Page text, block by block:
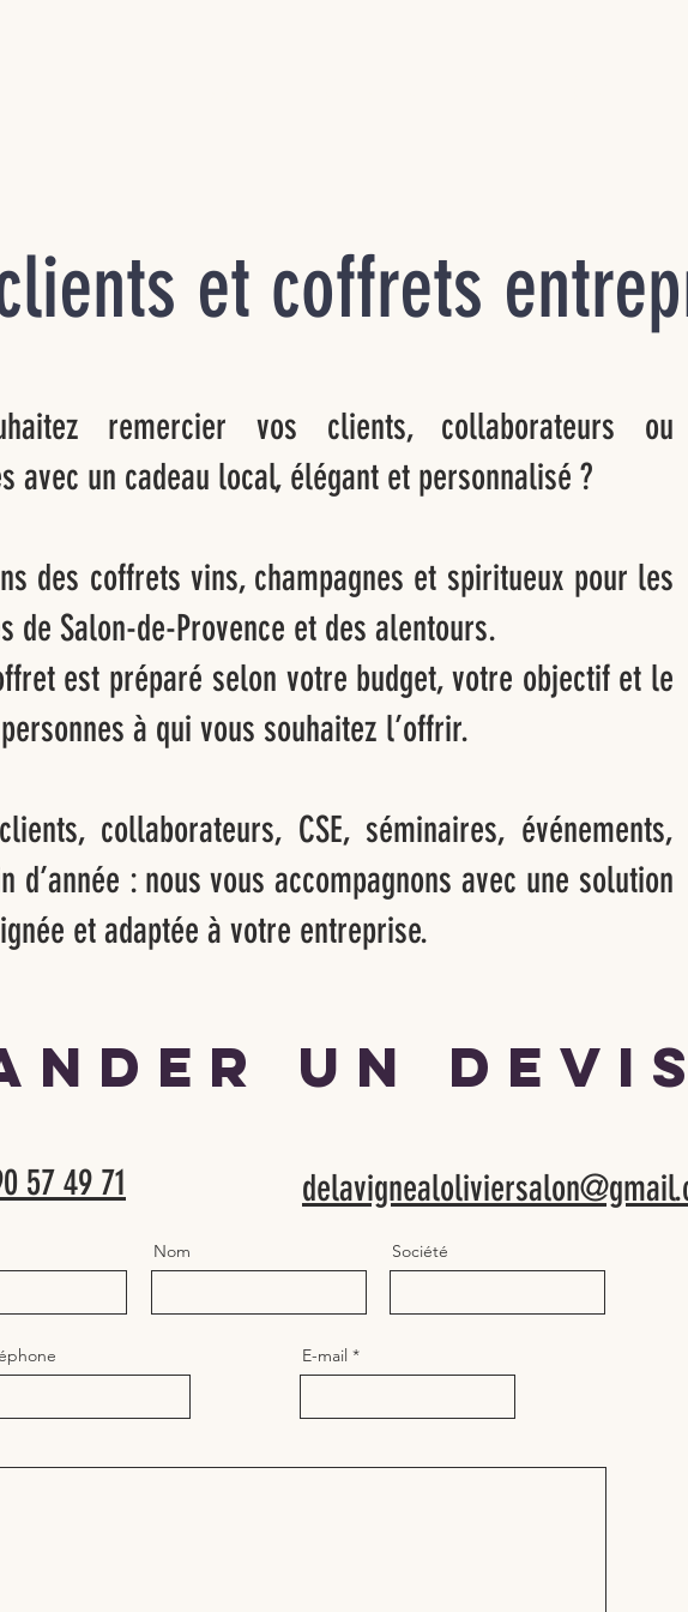
et coffrets
remercier vos clients, collaborateurs ou
avec un cadeau local, élégant et personnalisé ?
des coffrets vins, champagnes et spiritueux pour les
de Salon-de-Provence et des alentours.
est préparé selon votre budget, votre objectif et le
à qui vous souhaitez l’offrir.
collaborateurs, CSE, séminaires, événements,
d’année : nous vous accompagnons avec une solution
et adaptée à votre entreprise.
un devis
57 49 71
Nom Société
E-mail